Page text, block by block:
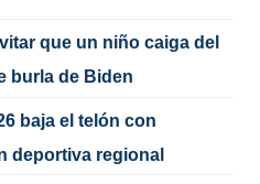
que un niño caiga del
burla de Biden
baja el telón con
deportiva regional